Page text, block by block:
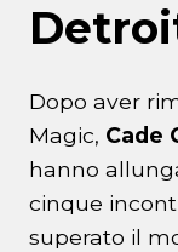
Dopo aver
Magic, Cade
hanno
cinque
superato il